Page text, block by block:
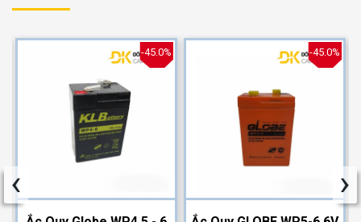
-45.0% -45.0%
‹ ›